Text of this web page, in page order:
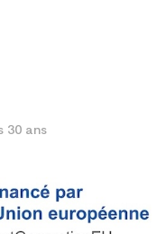
30 ans